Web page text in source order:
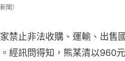
聞）
禁止非法收購、運輸、出售
經訊問得知，熊某清以960